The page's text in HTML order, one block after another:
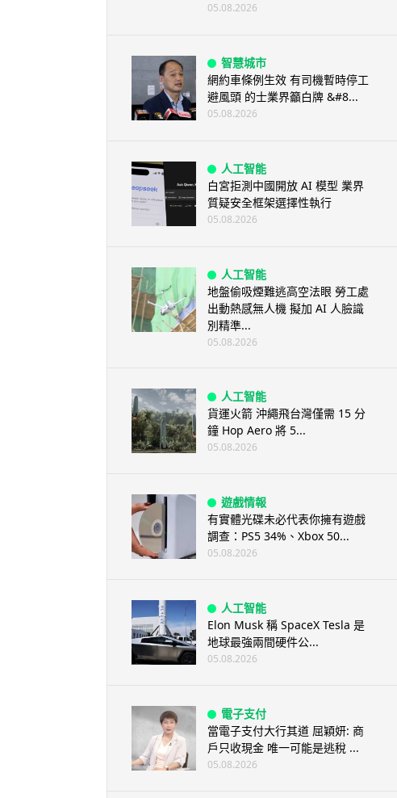
05.08.2026
智慧城市
網約車條例生效 有司機暫時停工
避風頭 的士業界籲白牌 &#8...
05.08.2026
人工智能
白宮拒測中國開放 AI 模型 業界
質疑安全框架選擇性執行
05.08.2026
人工智能
地盤偷吸煙難逃高空法眼 勞工處
出動熱感無人機 擬加 AI 人臉識
別精準...
05.08.2026
人工智能
貨運火箭 沖繩飛台灣僅需 15 分
鐘 Hop Aero 將 5...
05.08.2026
遊戲情報
有實體光碟未必代表你擁有遊戲
調查：PS5 34%、Xbox 50...
05.08.2026
人工智能
Elon Musk 稱 SpaceX Tesla 是
地球最強兩間硬件公...
05.08.2026
電子支付
當電子支付大行其道 屈穎妍: 商
戶只收現金 唯一可能是逃稅 ...
05.08.2026